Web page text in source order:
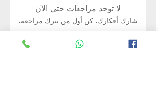
لا توجد مراجعات حتى الآن
شارك أفكارك. كن أول من يترك مراجعة.